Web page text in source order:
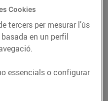
Cookies
tercers per mesurar l’ús
en un perfil
essencials o configurar